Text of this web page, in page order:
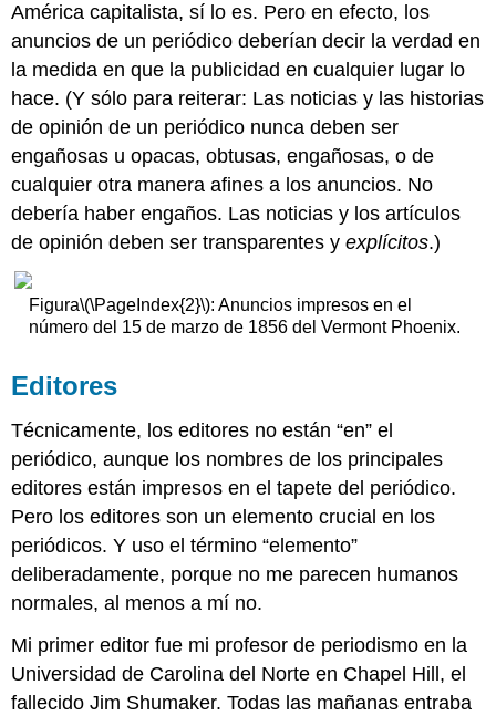
América capitalista, sí lo es. Pero en efecto, los
anuncios de un periódico deberían decir la verdad en
la medida en que la publicidad en cualquier lugar lo
hace. (Y sólo para reiterar: Las noticias y las historias
de opinión de un periódico nunca deben ser
engañosas u opacas, obtusas, engañosas, o de
cualquier otra manera afines a los anuncios. No
debería haber engaños. Las noticias y los artículos
de opinión deben ser transparentes yexplícitos.)
Figura\(\PageIndex{2}\): Anuncios impresos en el
número del 15 de marzo de 1856 del Vermont Phoenix.
Editores
Técnicamente, los editores no están “en” el
periódico, aunque los nombres de los principales
editores están impresos en el tapete del periódico.
Pero los editores son un elemento crucial en los
periódicos. Y uso el término “elemento”
deliberadamente, porque no me parecen humanos
normales, al menos a mí no.
Mi primer editor fue mi profesor de periodismo en la
Universidad de Carolina del Norte en Chapel Hill, el
fallecido Jim Shumaker. Todas las mañanas entraba